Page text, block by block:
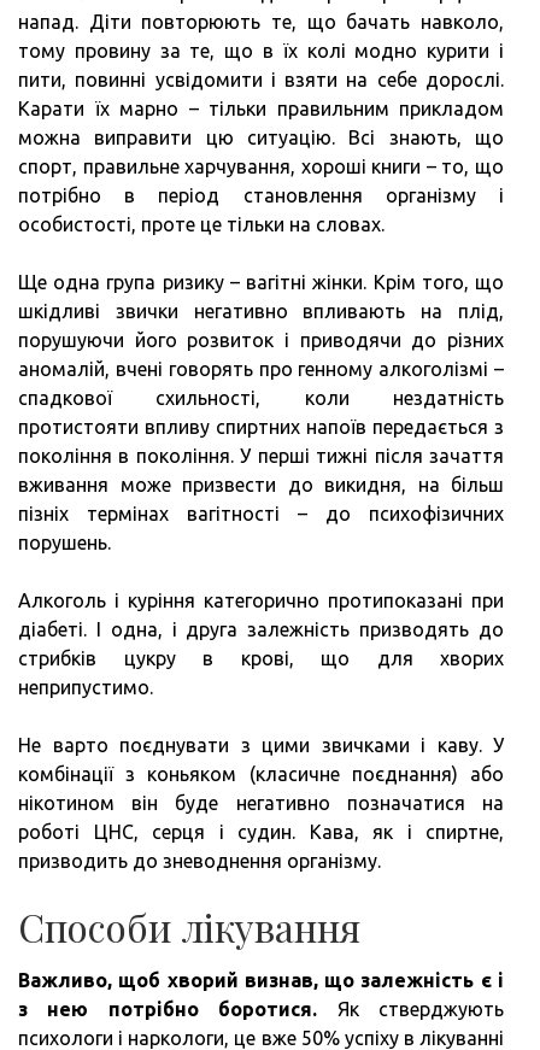
напад. Діти повторюють те, що бачать навколо,
тому провину за те, що в їх колі модно курити і
пити, повинні усвідомити і взяти на себе дорослі.
Карати їх марно – тільки правильним прикладом
можна виправити цю ситуацію. Всі знають, що
спорт, правильне харчування, хороші книги – то, що
потрібно в період становлення організму і
особистості, проте це тільки на словах.
Ще одна група ризику – вагітні жінки. Крім того, що
шкідливі звички негативно впливають на плід,
порушуючи його розвиток і приводячи до різних
аномалій, вчені говорять про генному алкоголізмі –
спадкової схильності, коли нездатність
протистояти впливу спиртних напоїв передається з
покоління в покоління. У перші тижні після зачаття
вживання може призвести до викидня, на більш
пізніх термінах вагітності – до психофізичних
порушень.
Алкоголь і куріння категорично протипоказані при
діабеті. І одна, і друга залежність призводять до
стрибків цукру в крові, що для хворих
неприпустимо.
Не варто поєднувати з цими звичками і каву. У
комбінації з коньяком (класичне поєднання) або
нікотином він буде негативно позначатися на
роботі ЦНС, серця і судин. Кава, як і спиртне,
призводить до зневоднення організму.
Способи лікування
Важливо, щоб хворий визнав, що залежність є і
з нею потрібно боротися. Як стверджують
психологи і наркологи, це вже 50% успіху в лікуванні